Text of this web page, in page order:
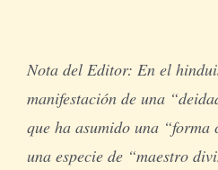
Nota del Editor: En el
manifestación de una
que ha asumido una
una especie de “maestro